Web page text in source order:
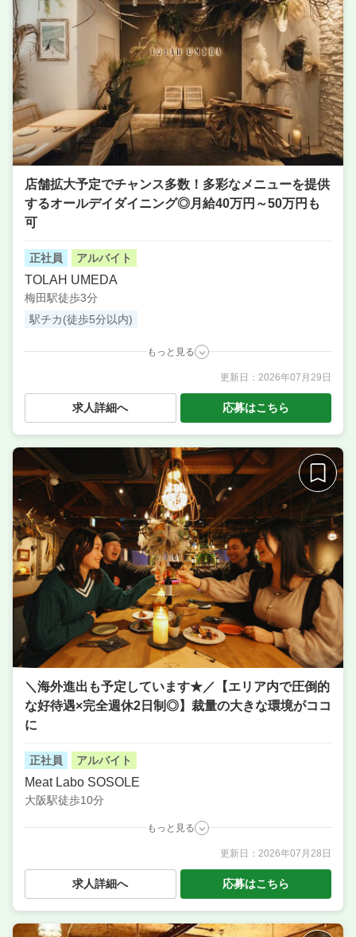
店舗拡大予定でチャンス多数！多彩なメニューを提供
するオールデイダイニング◎月給40万円～50万円も
可
正社員 アルバイト
TOLAH UMEDA
梅田駅徒歩3分
駅チカ(徒歩5分以内)
もっと見る
料理長候補（シェフ・板長など） ／ 店長候補・マネ
ージャー ／ 調理・キッチンスタッフ・板前 ／ サービ
ス・ホール ／ 調理補助・調理見習い
カフェ＆ダイニング／イタリアン
住所 大阪府大阪市北区堂山町7-22 ステージ中通りビル 4階
席数 40席〜50席
単価 4000円〜5000円
更新日： 2026年07月29日
求人詳細へ 応募はこちら
＼海外進出も予定しています★／【エリア内で圧倒的
な好待遇×完全週休2日制◎】裁量の大きな環境がココ
に
正社員 アルバイト
Meat Labo SOSOLE
大阪駅徒歩10分
もっと見る
店長候補・マネージャー ／ 料理長候補（シェフ・板
長など） ／ サービス・ホール ／ 調理・キッチンスタ
ッフ・板前 ／ 調理補助・調理見習い
イタリアンバル
住所 大阪府大阪市北区神山町9-10 丸善レジャービル 2F
更新日： 2026年07月28日
求人詳細へ 応募はこちら